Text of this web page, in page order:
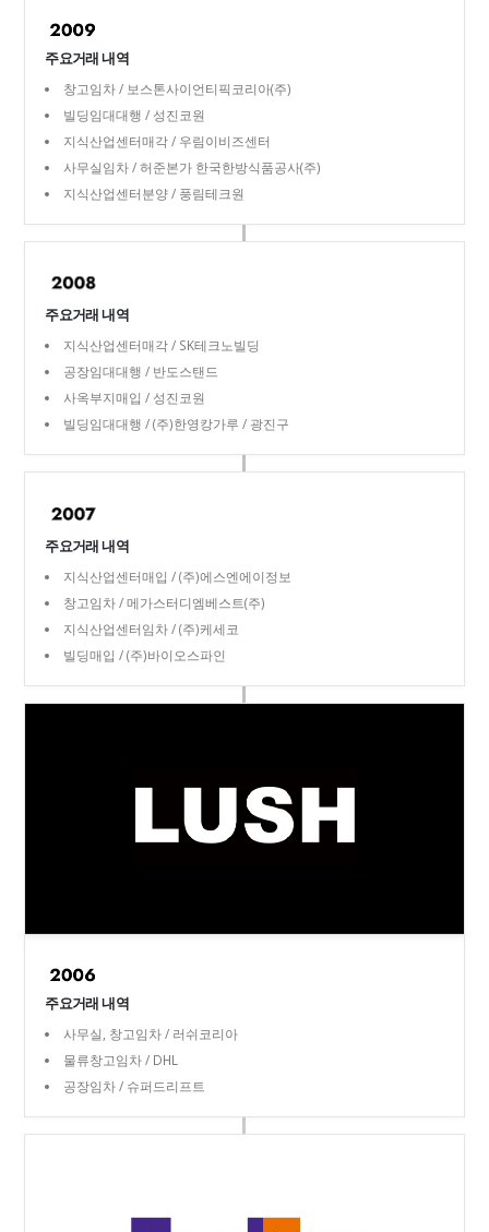
주요거래 내역
창고임차 / 보스톤사이언티픽코리아(주)
빌딩임대대행 / 성진코원
지식산업센터매각 / 우림이비즈센터
사무실임차 / 허준본가 한국한방식품공사(주)
지식산업센터분양 / 풍림테크원
주요거래 내역
지식산업센터매각 / SK테크노빌딩
공장임대대행 / 반도스탠드
사옥부지매입 / 성진코원
빌딩임대대행 / (주)한영캉가루 / 광진구
주요거래 내역
지식산업센터매입 / (주)에스엔에이정보
창고임차 / 메가스터디엠베스트(주)
지식산업센터임차 / (주)케세코
빌딩매입 / (주)바이오스파인
주요거래 내역
사무실, 창고임차 / 러쉬코리아
물류창고임차 / DHL
공장임차 / 슈퍼드리프트